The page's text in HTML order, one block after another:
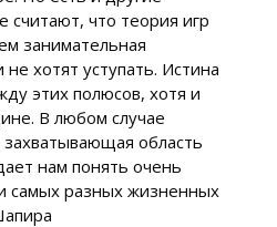
считают, что теория игр
занимательная
хотят уступать. Истина
этих полюсов, хотя и
В любом случае
область
нам понять очень
самых разных жизненных